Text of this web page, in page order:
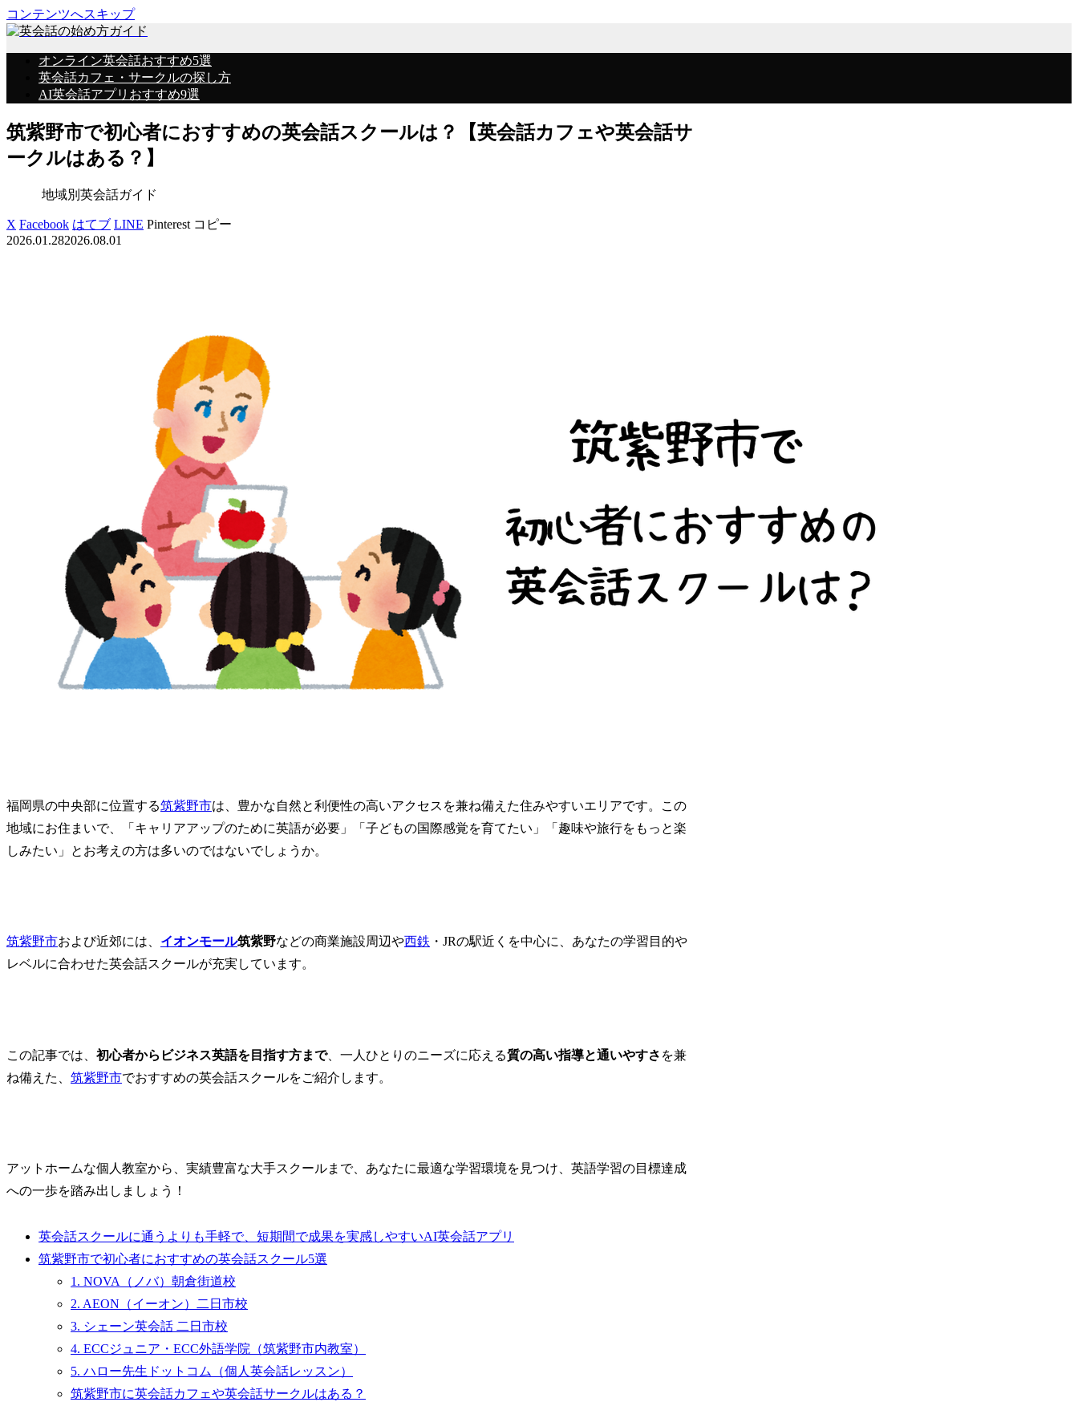
コンテンツへスキップ
オンライン英会話おすすめ5選
英会話カフェ・サークルの探し方
AI英会話アプリおすすめ9選
筑紫野市で初心者におすすめの英会話スクールは？【英会話カフェや英会話サ
ークルはある？】
地域別英会話ガイド
X Facebook はてブ LINE Pinterest コピー
2026.01.282026.08.01
福岡県の中央部に位置する筑紫野市は、豊かな自然と利便性の高いアクセスを兼ね備えた住みやすいエリアです。この
地域にお住まいで、「キャリアアップのために英語が必要」「子どもの国際感覚を育てたい」「趣味や旅行をもっと楽
しみたい」とお考えの方は多いのではないでしょうか。
筑紫野市および近郊には、 イオンモール筑紫野などの商業施設周辺や西鉄 ・JRの駅近くを中心に、あなたの学習目的や
レベルに合わせた英会話スクールが充実しています。
この記事では、 初心者からビジネス英語を目指す方まで、一人ひとりのニーズに応える質の高い指導と通いやすさ を兼
ね備えた、 筑紫野市でおすすめの英会話スクールをご紹介します。
アットホームな個人教室から、実績豊富な大手スクールまで、あなたに最適な学習環境を見つけ、英語学習の目標達成
への一歩を踏み出しましょう！
英会話スクールに通うよりも手軽で、短期間で成果を実感しやすいAI英会話アプリ
筑紫野市で初心者におすすめの英会話スクール5選
1. NOVA（ノバ）朝倉街道校
2. AEON（イーオン）二日市校
3. シェーン英会話 二日市校
4. ECCジュニア・ECC外語学院（筑紫野市内教室）
5. ハロー先生ドットコム（個人英会話レッスン）
筑紫野市に英会話カフェや英会話サークルはある？